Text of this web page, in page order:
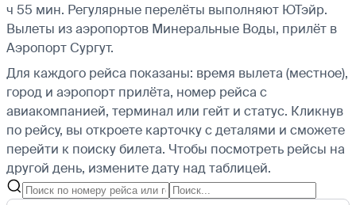
ч 55 мин. Регулярные перелёты выполняют ЮТэйр.
Вылеты из аэропортов Минеральные Воды, прилёт в
Аэропорт Сургут.
Для каждого рейса показаны: время вылета (местное),
город и аэропорт прилёта, номер рейса с
авиакомпанией, терминал или гейт и статус. Кликнув
по рейсу, вы откроете карточку с деталями и сможете
перейти к поиску билета. Чтобы посмотреть рейсы на
другой день, измените дату над таблицей.